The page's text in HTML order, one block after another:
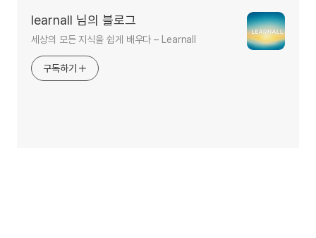
learnall 님의 블로그
세상의 모든 지식을 쉽게 배우다 – Learnall
구독하기